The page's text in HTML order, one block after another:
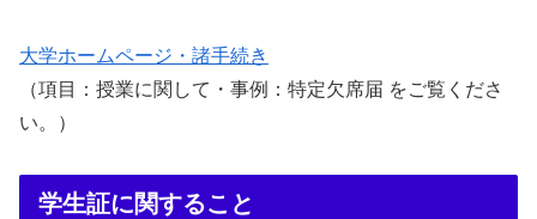
大学ホームページ・諸手続き
（項目：授業に関して・事例：特定欠席届 をご覧くださ
い。）
学生証に関すること